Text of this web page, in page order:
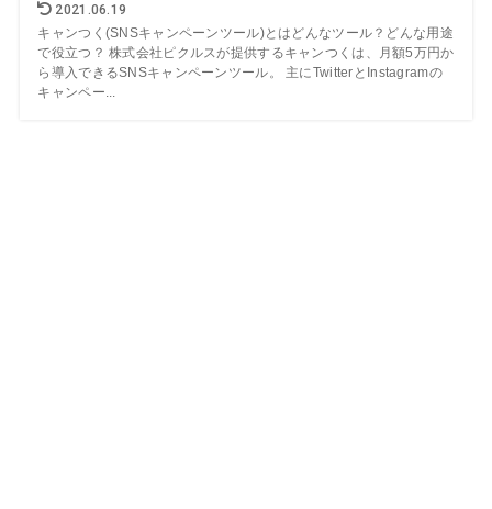
2021.06.19
キャンつく(SNSキャンペーンツール)とはどんなツール？どんな用途
で役立つ？ 株式会社ピクルスが提供するキャンつくは、月額5万円か
ら導入できるSNSキャンペーンツール。 主にTwitterとInstagramの
キャンペー...